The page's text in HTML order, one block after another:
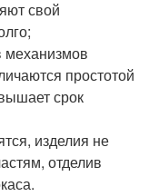
свой
механизмов
простотой
срок
изделия не
отделив